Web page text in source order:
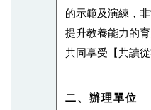
的示範及演練，
提升教養能力的
共同享受【共讀
二、辦理單位